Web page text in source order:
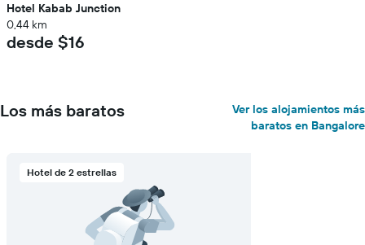
Hotel Kabab Junction
0,44 km
desde $16
Los más baratos
Ver los alojamientos más
baratos en Bangalore
Hotel de 2 estrellas